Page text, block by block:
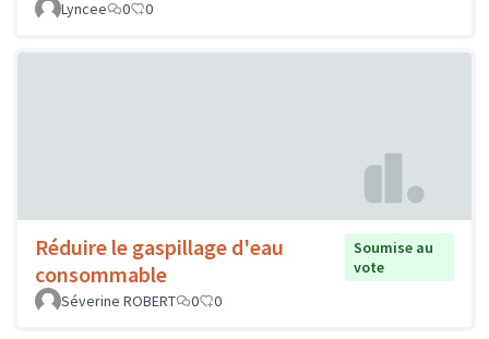
Lyncee
0 0
Réduire le gaspillage d'eau
consommable
Soumise au
vote
Séverine ROBERT
0 0